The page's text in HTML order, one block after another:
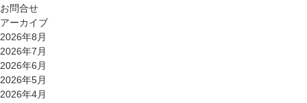
お問合せ
アーカイブ
2026年8月
2026年7月
2026年6月
2026年5月
2026年4月